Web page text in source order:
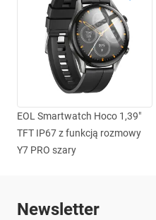
EOL Smartwatch Hoco 1,39"
TFT IP67 z funkcją rozmowy
Y7 PRO szary
Newsletter